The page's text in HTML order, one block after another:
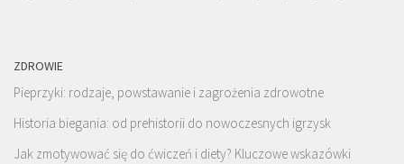
ZDROWIE
Pieprzyki: rodzaje, powstawanie i zagrożenia zdrowotne
Historia biegania: od prehistorii do nowoczesnych igrzysk
Jak zmotywować się do ćwiczeń i diety? Kluczowe wskazówki